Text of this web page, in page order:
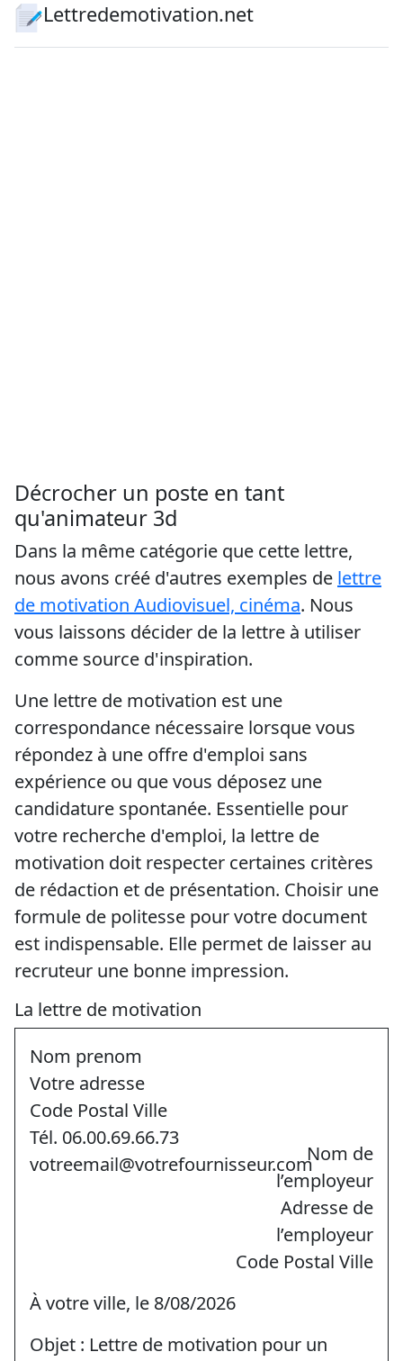
Lettredemotivation.net
Décrocher un poste en tant
qu'animateur 3d
Dans la même catégorie que cette lettre,
nous avons créé d'autres exemples de lettre
de motivation Audiovisuel, cinéma. Nous
vous laissons décider de la lettre à utiliser
comme source d'inspiration.
Une lettre de motivation est une
correspondance nécessaire lorsque vous
répondez à une offre d'emploi sans
expérience ou que vous déposez une
candidature spontanée. Essentielle pour
votre recherche d'emploi, la lettre de
motivation doit respecter certaines critères
de rédaction et de présentation. Choisir une
formule de politesse pour votre document
est indispensable. Elle permet de laisser au
recruteur une bonne impression.
La lettre de motivation
Nom prenom
Votre adresse
Code Postal Ville
Tél. 06.00.69.66.73
votreemail@votrefournisseur.comNom de
l’employeur
Adresse de
l’employeur
Code Postal Ville
À votre ville, le 8/08/2026
Objet : Lettre de motivation pour un